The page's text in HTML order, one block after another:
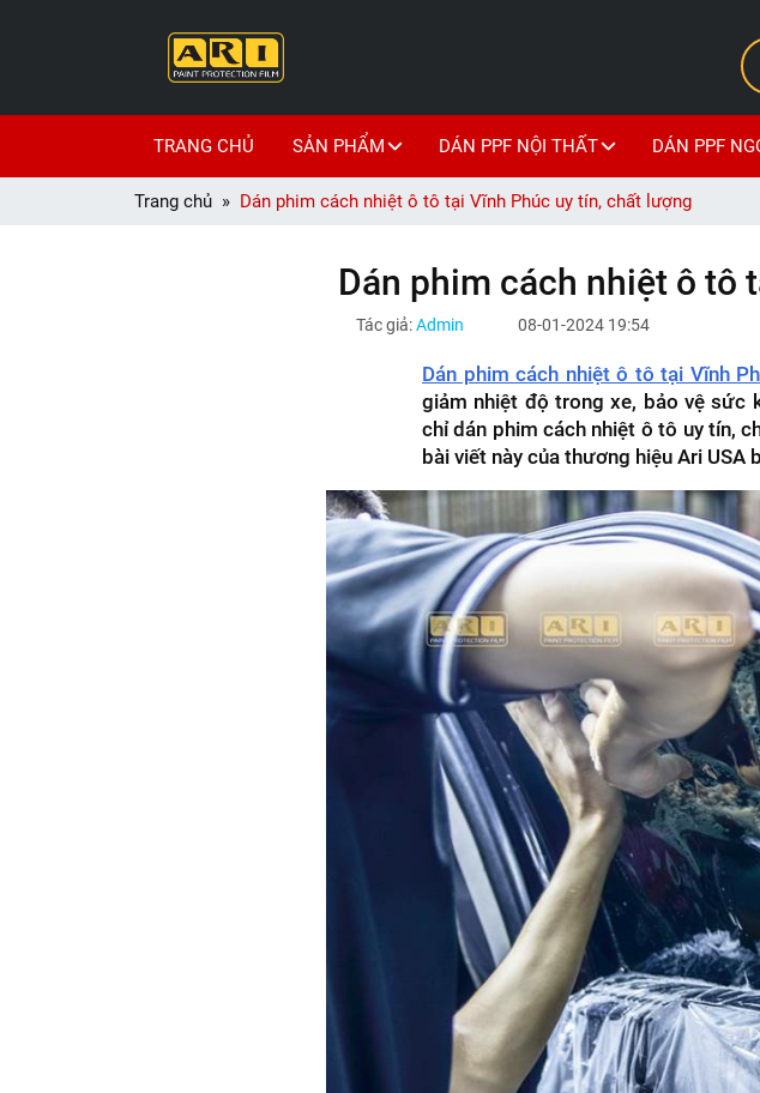
TRANG CHỦ SẢN PHẨM DÁN PPF NỘI THẤT DÁN PPF
Trang chủ Dán phim cách nhiệt ô tô tại Vĩnh Phúc uy tín, chất lượng
Dán phim cách nhiệt ô tô
Tác giả:Admin 08-01-2024 19:54
Dán phim cách nhiệt ô tô tại Vĩnh
giảm nhiệt độ trong xe, bảo vệ sức
chỉ dán phim cách nhiệt ô tô uy tín,
bài viết này của thương hiệu Ari USA